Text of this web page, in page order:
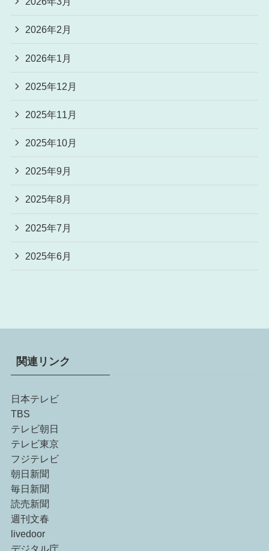
2026年2月
2026年1月
2025年12月
2025年11月
2025年10月
2025年9月
2025年8月
2025年7月
2025年6月
関連リンク
日本テレビ
TBS
テレビ朝日
テレビ東京
フジテレビ
朝日新聞
毎日新聞
読売新聞
週刊文春
livedoor
デジタル庁